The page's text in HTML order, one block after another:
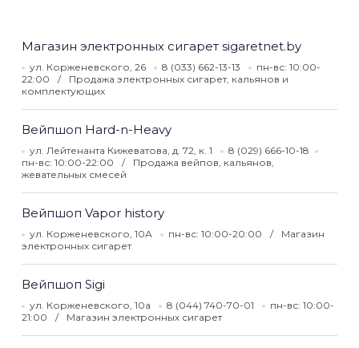
Магазин электронных сигарет sigaretnet.by
ул. Корженевского, 26 8 (033) 662-13-13
пн-вс: 10:00-
22:00
Продажа электронных сигарет, кальянов и
комплектующих
Вейпшоп Hard-n-Heavy
ул. Лейтенанта Кижеватова, д. 72, к. 1
8 (029) 666-10-18
пн-вс: 10:00-22:00
Продажа вейпов, кальянов,
жевательных смесей
Вейпшоп Vapor history
ул. Корженевского, 10А пн-вс: 10:00-20:00
Магазин
электронных сигарет
Вейпшоп Sigi
ул. Корженевского, 10а 8 (044) 740-70-01
пн-вс: 10:00-
21:00
Магазин электронных сигарет